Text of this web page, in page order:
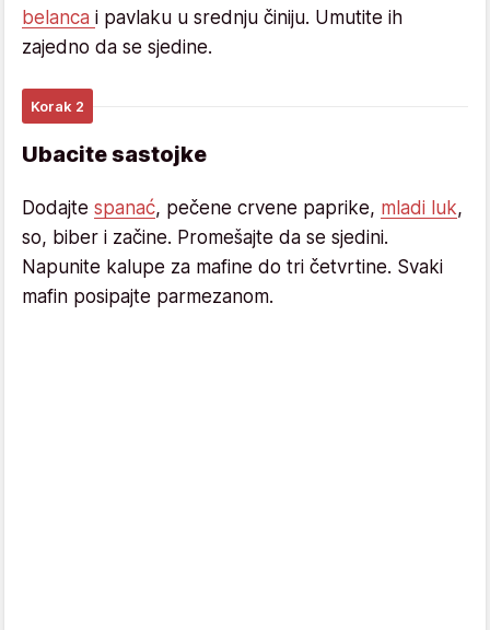
belanca i pavlaku u srednju činiju. Umutite ih
zajedno da se sjedine.
Korak 2
Ubacite sastojke
Dodajte spanać, pečene crvene paprike, mladi luk,
so, biber i začine. Promešajte da se sjedini.
Napunite kalupe za mafine do tri četvrtine. Svaki
mafin posipajte parmezanom.